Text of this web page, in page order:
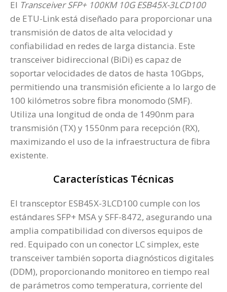
El Transceiver SFP+ 100KM 10G ESB45X-3LCD100
de ETU-Link está diseñado para proporcionar una
transmisión de datos de alta velocidad y
confiabilidad en redes de larga distancia. Este
transceiver bidireccional (BiDi) es capaz de
soportar velocidades de datos de hasta 10Gbps,
permitiendo una transmisión eficiente a lo largo de
100 kilómetros sobre fibra monomodo (SMF).
Utiliza una longitud de onda de 1490nm para
transmisión (TX) y 1550nm para recepción (RX),
maximizando el uso de la infraestructura de fibra
existente.
Características Técnicas
El transceptor ESB45X-3LCD100 cumple con los
estándares SFP+ MSA y SFF-8472, asegurando una
amplia compatibilidad con diversos equipos de
red. Equipado con un conector LC simplex, este
transceiver también soporta diagnósticos digitales
(DDM), proporcionando monitoreo en tiempo real
de parámetros como temperatura, corriente del